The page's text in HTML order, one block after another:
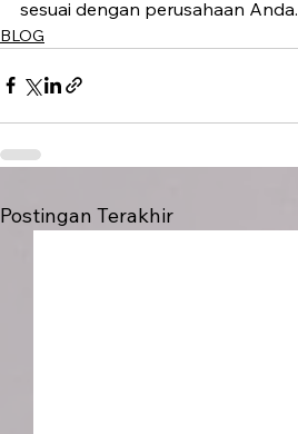
sesuai dengan perusahaan Anda.
BLOG
Postingan Terakhir